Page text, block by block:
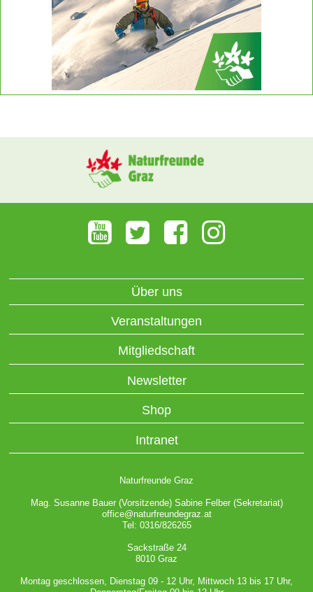
Über uns
Veranstaltungen
Mitgliedschaft
Newsletter
Shop
Intranet
Naturfreunde Graz
Mag. Susanne Bauer (Vorsitzende) Sabine Felber (Sekretariat)
office@naturfreundegraz.at
Tel: 0316/826265
Sackstraße 24
8010 Graz
Montag geschlossen, Dienstag 09 - 12 Uhr, Mittwoch 13 bis 17 Uhr,